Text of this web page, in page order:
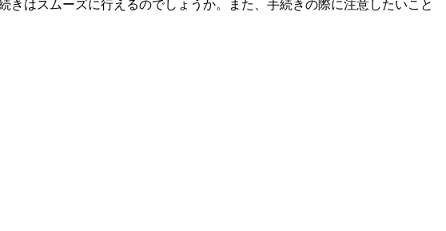
はスムーズに行えるのでしょうか。また、手続きの際に注意したいこと